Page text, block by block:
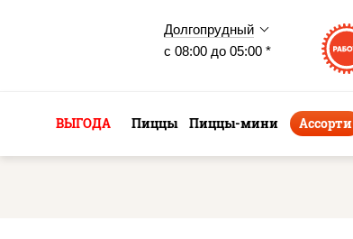
Долгопрудный
с 08:00 до 05:00 *
ВЫГОДА Пиццы Пиццы-мини Ассорти